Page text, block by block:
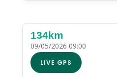
134km
09/05/2026 09:00
LIVE GPS